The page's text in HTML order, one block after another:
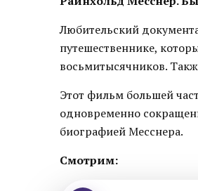
Любительский
путешественнике,
восьмитысячников.
Этот фильм большей
одновременно
биографией Месснера.
Смотрим: